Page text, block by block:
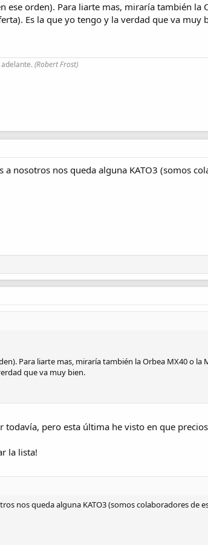
ese orden). Para liarte mas, miraría también la
Es la que yo tengo y la verdad que va muy
(Robert Frost)
nosotros nos queda alguna KATO3 (somos
Para liarte mas, miraría también la Orbea MX40 o la
que va muy bien.
pero esta última he visto en que
la lista!
nos queda alguna KATO3 (somos colaboradores de